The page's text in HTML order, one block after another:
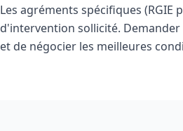
Les agréments spécifiques
d'intervention sollicité.
et de négocier les meilleures